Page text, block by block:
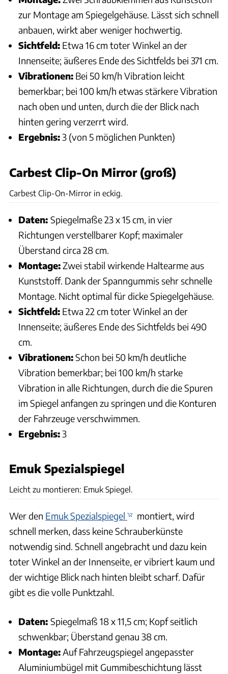
zur Montage am Spiegelgehäuse. Lässt sich schnell
anbauen, wirkt aber weniger hochwertig.
Sichtfeld: Etwa 16 cm toter Winkel an der
Innenseite; äußeres Ende des Sichtfelds bei 371 cm.
Vibrationen: Bei 50 km/h Vibration leicht
bemerkbar; bei 100 km/h etwas stärkere Vibration
nach oben und unten, durch die der Blick nach
hinten gering verzerrt wird.
Ergebnis:3 (von 5 möglichen Punkten)
Carbest Clip-On Mirror (groß)Karl-Heinz Augudtin, Archiv
Carbest Clip-On-Mirror in eckig.
Daten: Spiegelmaße 23 x 15 cm, in vier
Richtungen verstellbarer Kopf; maximaler
Überstand circa 28 cm.
Montage:Zwei stabil wirkende Haltearme aus
Kunststoff. Dank der Spanngummis sehr schnelle
Montage. Nicht optimal für dicke Spiegelgehäuse.
Sichtfeld: Etwa 22 cm toter Winkel an der
Innenseite; äußeres Ende des Sichtfelds bei 490
cm.
Vibrationen:Schon bei 50 km/h deutliche
Vibration bemerkbar; bei 100 km/h starke
Vibration in alle Richtungen, durch die die Spuren
im Spiegel anfangen zu springen und die Konturen
der Fahrzeuge verschwimmen.
Ergebnis:3
Emuk Spezialspiegel
Leicht zu montieren: Emuk Spiegel.
Wer den Emuk Spezialspiegel
montiert, wird
schnell merken, dass keine Schrauberkünste
notwendig sind. Schnell angebracht und dazu kein
toter Winkel an der Innenseite, er vibriert kaum und
der wichtige Blick nach hinten bleibt scharf. Dafür
gibt es die volle Punktzahl.
Daten: Spiegelmaß 18 x 11,5 cm; Kopf seitlich
schwenkbar; Überstand genau 38 cm.
Montage:Auf Fahrzeugspiegel angepasster
Aluminiumbügel mit Gummibeschichtung lässt